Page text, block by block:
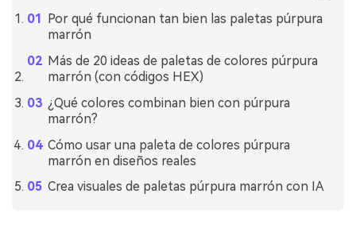
Por qué funcionan tan bien las paletas púrpura
marrón
Más de 20 ideas de paletas de colores púrpura
marrón (con códigos HEX)
¿Qué colores combinan bien con púrpura
marrón?
Cómo usar una paleta de colores púrpura
marrón en diseños reales
Crea visuales de paletas púrpura marrón con IA